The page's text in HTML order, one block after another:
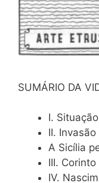
SUMÁRIO DA
I.
II.
A Sicília
III.
IV.